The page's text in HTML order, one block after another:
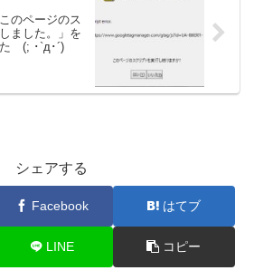
のページのス
ました。」を
(; ･`д･´)
シェアする
Facebook はてブ
LINE コピー